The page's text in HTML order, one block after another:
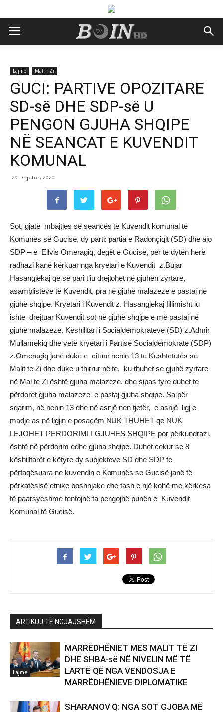
Lajme Mali i Zi
GUCI: PARTIVE OPOZITARE
SD-së DHE SDP-së U
PENGON GJUHA SHQIPE
NË SEANCAT E KUVENDIT
KOMUNAL
29 Dhjetor, 2020
Sot, gjatë mbajtjes së seancës të Kuvendit komunal të
Komunës së Gucisë, dy parti: partia e Radonçiqit (SD) dhe ajo
SDP – e Ellvis Omeragiq, degët e Gucisë, për te dytën herë
radhazi kanë kërkuar nga kryetari e Kuvendit z.Bujar
Hasangjekaj që së pari t’iu drejtohet në gjuhën zyrtare,
asamblistëve të Kuvendit, pra në gjuhë malazeze e pastaj në
gjuhë shqipe. Kryetari i Kuvendit z. Hasangjekaj fillimisht iu
ishte drejtuar Kuvendit sot në gjuhë shqipe e më pastaj në
gjuhë malazeze. Këshilltari i Socialdemokrateve (SD) z.Admir
Mullamekiq dhe vetë kryetari i Partisë Socialdemokrate (SDP)
z.Omeragiq janë duke e cituar nenin 13 te Kushtetutës se
Malit te Zi dhe duke u thirrur në te, ku thuhet se gjuhë zyrtare
në Mal te Zi është gjuha malazeze, dhe sipas tyre duhet te
përdoret gjuha malazeze e pastaj gjuha shqipe. Sa për
sqarim, në nenin 13 dhe në asnjë nen tjetër, e asnjë ligj e
madje as në ligjin e posaçëm NUK THUHET qe NUK
LEJOHET PERDORIMI I GJUHES SHQIPE por përkundrazi,
është në përdorim edhe gjuha shqipe. Duhet cekur se 8
këshilltarët e këtyre dy subjekteve SD dhe SDP te
përfaqësuara ne kuvendin e Komunës se Gucisë janë të
përkatësisë etnike boshnjake dhe tash e një kohë me kërkesa
të paarsyeshme tentojnë ta pengojnë punën e Kuvendit
Komunal të Gucisë.
ARTIKUJ TË NGJAJSHËM
Lajme
MARRËDHËNIET MES MALIT TË ZI
DHE SHBA-së NË NIVELIN MË TË
LARTË QË NGA VENDOSJA E
MARRËDHËNIEVE DIPLOMATIKE
SHARANOVIQ: NGA SOT GJOBA MË